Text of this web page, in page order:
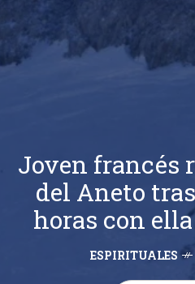
Joven francés
del Aneto
horas con
ESPIRITUALES